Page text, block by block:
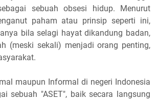
sebuah obsesi hidup. Menurut
paham atau prinsip seperti ini,
bila selagi hayat dikandung badan,
(meski sekali) menjadi orang penting,
maupun Informal di negeri Indonesia
sebuah "ASET", baik secara langsung